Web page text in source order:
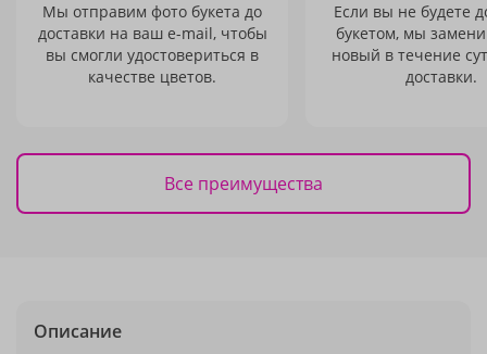
Мы отправим фото букета до
доставки на ваш e-mail, чтобы
вы смогли удостовериться в
качестве цветов.
Если вы не будете
букетом, мы
новый в течение
доставки.
Все преимущества
Описание